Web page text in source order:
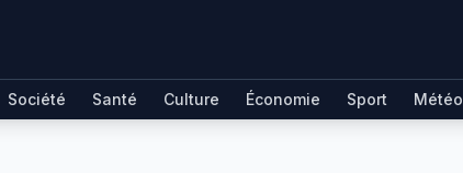
Société Santé Culture Économie Sport Météo